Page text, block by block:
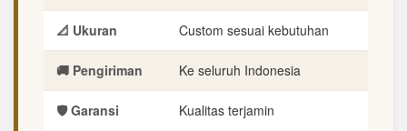
📐 Ukuran Custom sesuai kebutuhan
🚚 Pengiriman Ke seluruh Indonesia
🛡️ Garansi Kualitas terjamin